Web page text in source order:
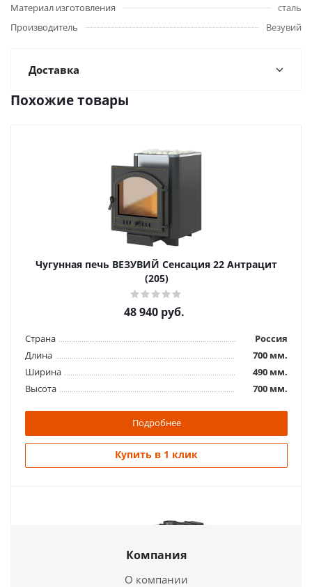
Материал изготовления
сталь
Производитель
Везувий
Доставка
Похожие товары
Чугунная печь ВЕЗУВИЙ Сенсация 22 Антрацит
(205)
48 940руб.
Страна
Россия
Длина
700 мм.
Ширина
490 мм.
Высота
700 мм.
Подробнее
Купить в 1 клик
Компания
О компании